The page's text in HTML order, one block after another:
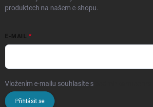
produktech na našem e-shopu.
E-MAIL
Vložením e-mailu souhlasíte s
Přihlásit se